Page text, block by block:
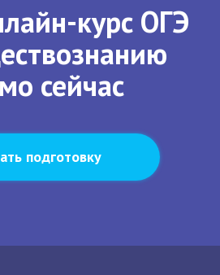
курс ОГЭ
сейчас
подготовку